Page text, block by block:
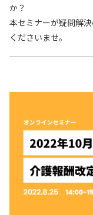
か？
本セミナーが疑問解
くださいませ。